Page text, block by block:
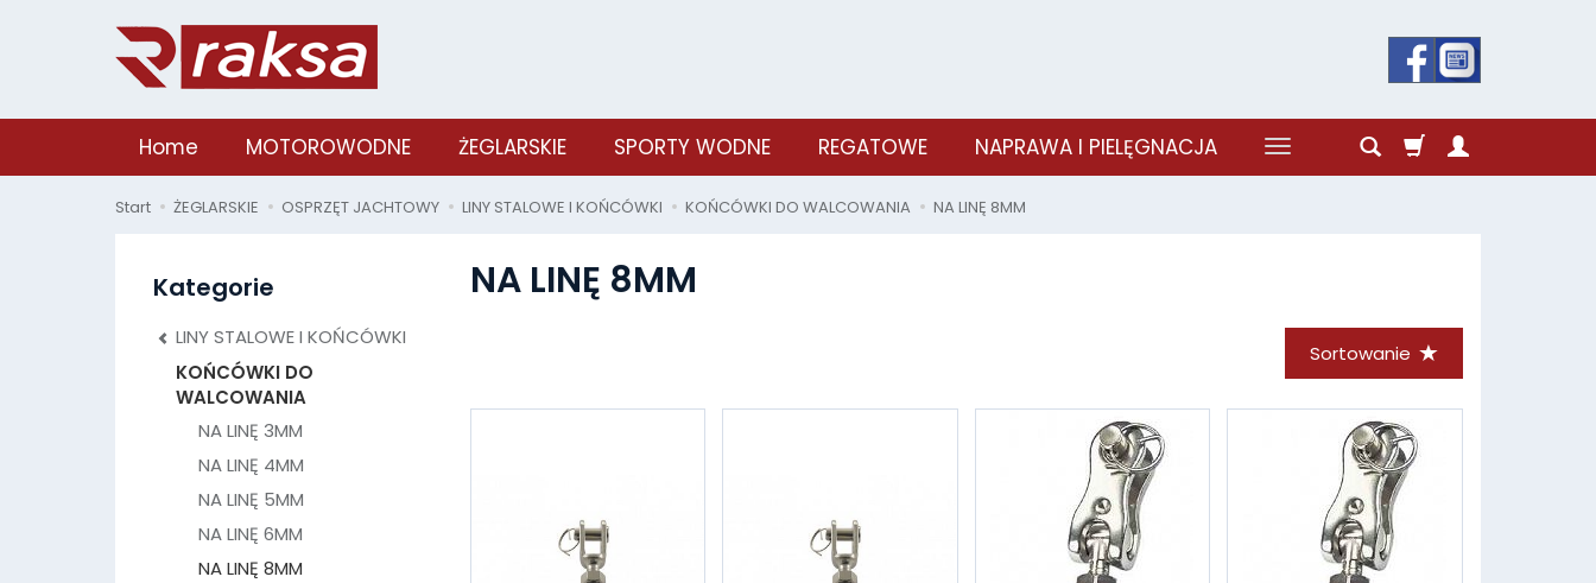
Home MOTOROWODNE ŻEGLARSKIE SPORTY WODNE REGATOWE NAPRAWA I PIELĘGNACJA
Start ŻEGLARSKIE OSPRZĘT JACHTOWY LINY STALOWE I KOŃCÓWKI KOŃCÓWKI DO WALCOWANIA NA LINĘ 8MM
NA LINĘ 8MM
Sortowanie
Kategorie
LINY STALOWE I KOŃCÓWKI
KOŃCÓWKI DO
WALCOWANIA
NA LINĘ 3MM
NA LINĘ 4MM
NA LINĘ 5MM
NA LINĘ 6MM
NA LINĘ 8MM